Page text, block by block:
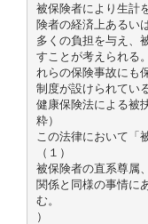
被保険者により生計
険者の経済上あるい
多くの負担を与え、
すことが考えられる
れらの保険事故にも
制度が設けられている
健康保険法による被
粋）
この法律において「
（１）
被保険者の直系尊属
関係と同様の事情に
む。
）